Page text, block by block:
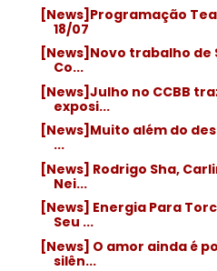
[News]Programação
18/07
[News]Novo trabalho de
Co...
[News]Julho no CCBB
exposi...
[News]Muito além do
...
[News] Rodrigo Sha,
Nei...
[News] Energia Para
Seu ...
[News] O amor ainda é
silên...